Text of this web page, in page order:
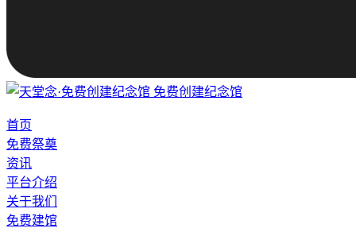
免费创建纪念馆
首页
免费祭奠
资讯
平台介绍
关于我们
免费建馆